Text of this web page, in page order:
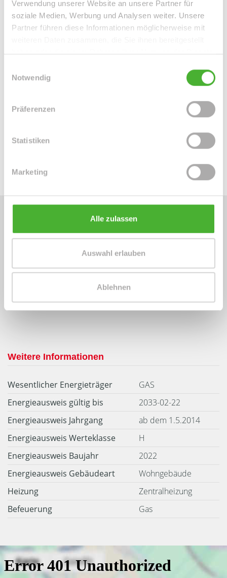
Verwendung unserer Website an unsere Partner für
soziale Medien, Werbung und Analysen weiter. Unsere
Partner führen diese Informationen möglicherweise mit
haben oder die sie im Rahmen Ihrer Nutzung der Dienste
Notwendig
Präferenzen
Statistiken
Marketing
Alle zulassen
Auswahl erlauben
Ablehnen
Telefon: 004934298549070
Mobil: 004915254250755
Energieausweis (Verbrauchsausweis)
Energieverbrauchskennwert
Weitere Informationen
Wesentlicher Energieträger
GAS
Energieausweis gültig bis
2033-02-22
Energieausweis Jahrgang
ab dem 1.5.2014
Energieausweis Werteklasse
H
Energieausweis Baujahr
2022
Energieausweis Gebäudeart
Wohngebäude
Heizung
Zentralheizung
Befeuerung
Gas